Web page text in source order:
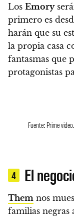
Los Emory
primero es
harán que su
la propia casa
fantasmas que
protagonistas
Fuente: Prime video.
4 El
Them nos
familias negras